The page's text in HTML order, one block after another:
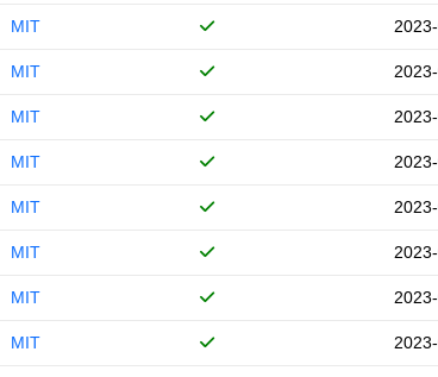
MIT
MIT
MIT
MIT
MIT
MIT
MIT
MIT